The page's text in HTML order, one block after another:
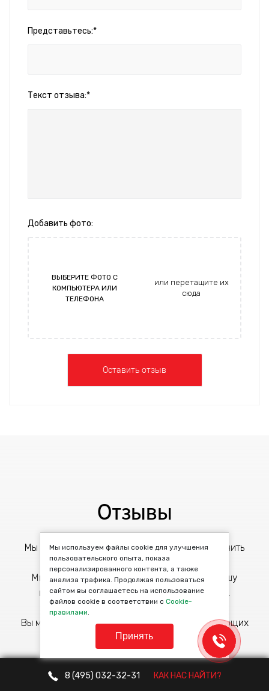
Представьтесь:*
Текст отзыва:*
Добавить фото:
ВЫБЕРИТЕ ФОТО С
КОМПЬЮТЕРА ИЛИ
ТЕЛЕФОНА
или перетащите их
сюда
Отзывы
Мы ценим каждого клиента и стараемся получить
обратную связь о качестве обслуживания.
Мы уверены, что отзывы помогут выбрать нашу
компанию в качестве надежного партнера.
Вы можете посмотреть отзывы о нас на следующих
сайтах:
8 (495) 032-32-31 КАК НАС НАЙТИ?
Мы используем файлы cookie для улучшения
пользовательского опыта, показа
персонализированного контента, а также
анализа трафика. Продолжая пользоваться
сайтом вы соглашаетесь на использование
файлов cookie в соответствии сCookie-
правилами.
Принять